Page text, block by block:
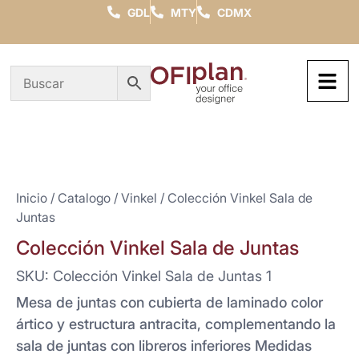
GDL MTY CDMX
Inicio / Catalogo / Vinkel / Colección Vinkel Sala de
Juntas
Colección Vinkel Sala de Juntas
SKU: Colección Vinkel Sala de Juntas 1
Mesa de juntas con cubierta de laminado color
ártico y estructura antracita, complementando la
sala de juntas con libreros inferiores Medidas